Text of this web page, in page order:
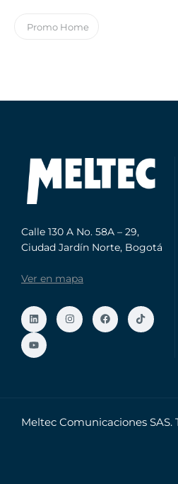
Promo Home
Calle 130 A No. 58A – 29,
Ciudad Jardín Norte, Bogotá
Ver en mapa
Meltec Comunicaciones SAS.